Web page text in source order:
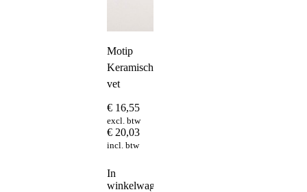
Motip
Keramisch
vet
€ 16,55
excl. btw
€ 20,03
incl. btw
In
winkelwagen